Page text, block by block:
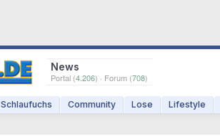
News
Portal (4.206) · Forum (708)
Schlaufuchs Community Lose Lifestyle